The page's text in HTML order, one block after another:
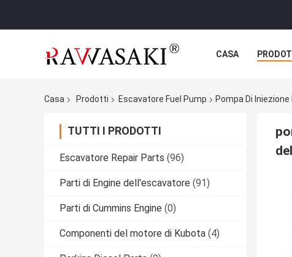
CASA
Casa Prodotti Escavatore Fuel Pump Pompa Di
TUTTI I PRODOTTI
Escavatore Repair Parts (96)
Parti di Engine dell'escavatore (91)
Parti di Cummins Engine (0)
Componenti del motore di Kubota (4)